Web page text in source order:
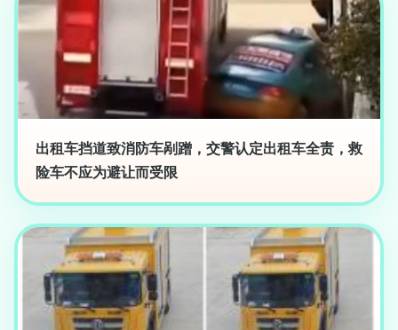
出租车挡道致消防车剐蹭，交警认定出租车全责，救
险车不应为避让而受限